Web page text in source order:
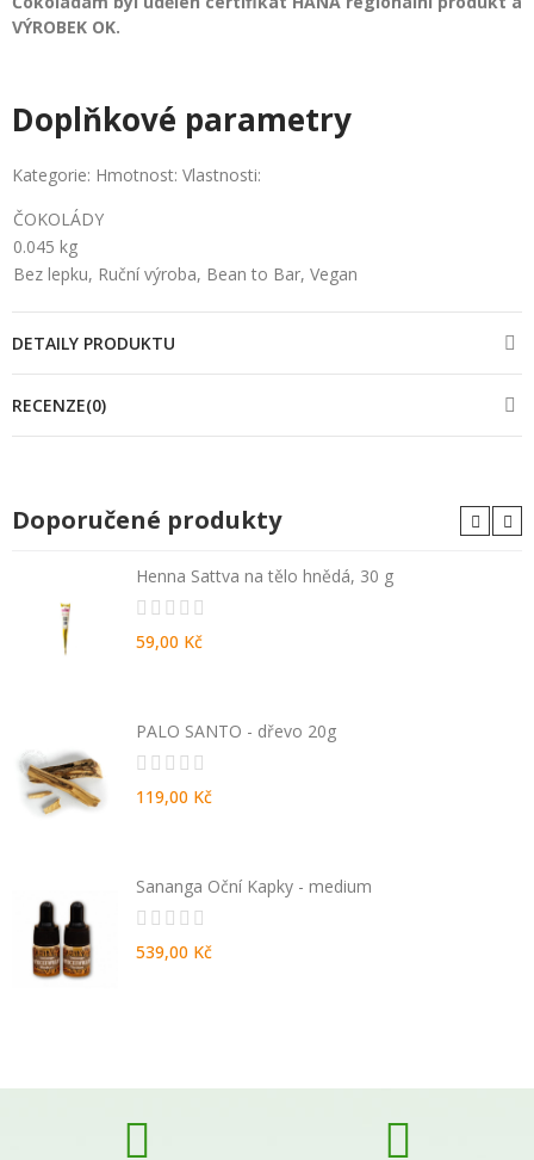
VÝROBEK OK.
Doplňkové parametry
Kategorie: Hmotnost: Vlastnosti:
ČOKOLÁDY
0.045 kg
Bez lepku, Ruční výroba, Bean to Bar, Vegan
DETAILY PRODUKTU
RECENZE(0)
Doporučené produkty
Henna Sattva na tělo hnědá, 30 g
59,00 Kč
PALO SANTO - dřevo 20g
119,00 Kč
Sananga Oční Kapky - medium
539,00 Kč